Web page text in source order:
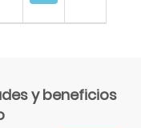
y beneficios